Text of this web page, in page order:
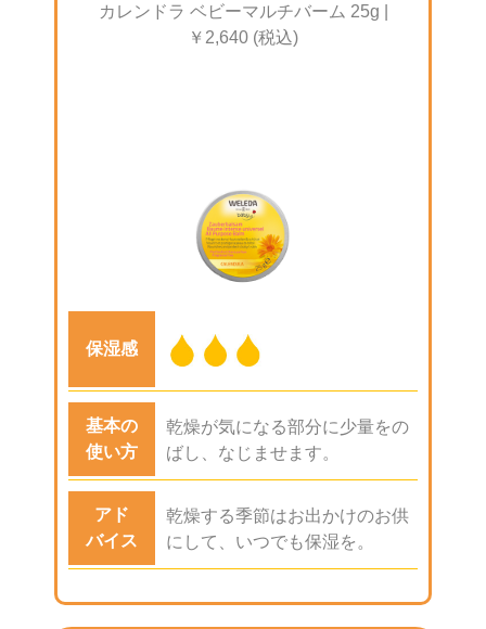
カレンドラ ベビーマルチバーム 25g |
￥2,640 (税込)
保湿感
基本の
使い方
乾燥が気になる部分に少量をの
ばし、なじませます。
アド
バイス
乾燥する季節はお出かけのお供
にして、いつでも保湿を。